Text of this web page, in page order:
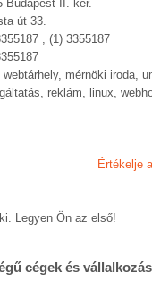
Budapest II. ker.
út 33.
, (1) 3355187
webtárhely, mérnöki iroda,
reklám, linux,
Értékelje
Legyen Ön az első!
cégek és